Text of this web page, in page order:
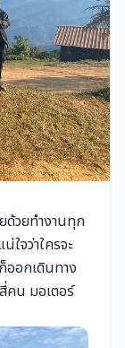
ด้วยทำงานทุก
ใจว่าใครจะ
ออกเดินทาง
คน มอเตอร์